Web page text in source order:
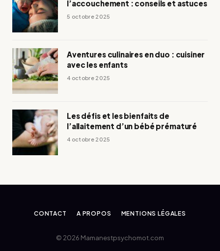
l’accouchement : conseils et astuces
5 octobre 2025
Aventures culinaires en duo : cuisiner
avec les enfants
4 octobre 2025
Les défis et les bienfaits de
l’allaitement d’un bébé prématuré
4 octobre 2025
CONTACT A PROPOS MENTIONS LÉGALES
© 2026 Mamanestpsychomot.com